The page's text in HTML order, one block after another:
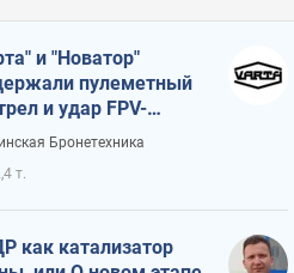
и "Новатор"
пулеметный
и удар FPV-
сохранив жизнь
Бронетехника
т.
как катализатор